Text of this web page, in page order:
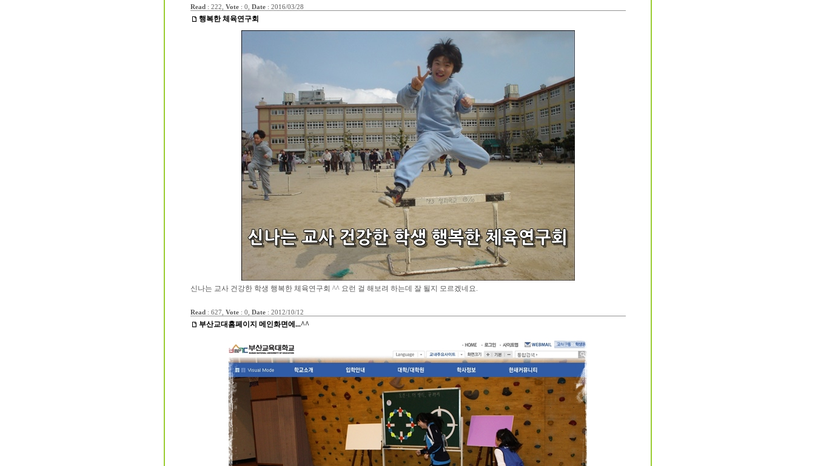
Read : 222, Vote: 0, Date: 2016/03/28
행복한 체육연구회
신나는 교사 건강한 학생 행복한 체육연구회 ^^ 요런 걸 해보려 하는데 잘 될지 모르겠네요.
Read : 627, Vote: 0, Date: 2012/10/12
부산교대홈페이지 메인화면에...^^